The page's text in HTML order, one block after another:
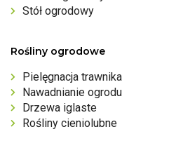
Stół ogrodowy
Rośliny ogrodowe
Pielęgnacja trawnika
Nawadnianie ogrodu
Drzewa iglaste
Rośliny cieniolubne